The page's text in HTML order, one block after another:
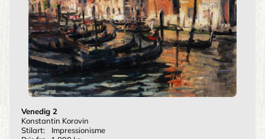
Venedig 2
Konstantin Korovin
Stilart:
Impressionisme